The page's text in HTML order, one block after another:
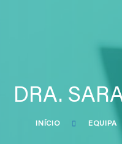
DRA.
INÍCIO EQUIPA